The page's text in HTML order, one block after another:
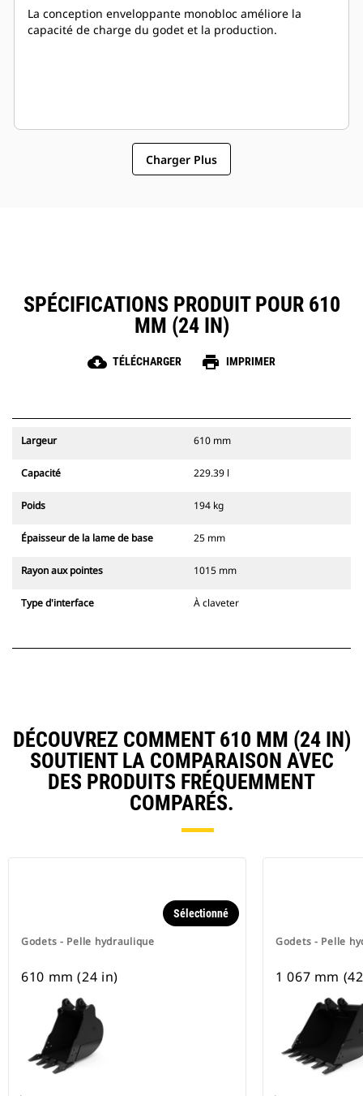
La conception enveloppante monobloc améliore la
capacité de charge du godet et la production.
Charger Plus
SPÉCIFICATIONS PRODUIT POUR 610
MM (24 IN)
cloud_download TÉLÉCHARGER print IMPRIMER
Largeur 610 mm
Capacité 229.39 l
Poids 194 kg
Épaisseur de la lame de base 25 mm
Rayon aux pointes 1015 mm
Type d'interface À claveter
DÉCOUVREZ COMMENT 610 MM (24 IN)
SOUTIENT LA COMPARAISON AVEC
DES PRODUITS FRÉQUEMMENT
COMPARÉS.
Godets - Pelle hydraulique
Sélectionné
610 mm (24 in)
Godets - Pelle
1 067 mm